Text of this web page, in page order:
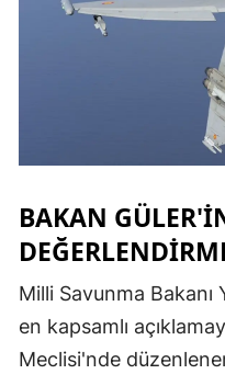
BAKAN
Milli Savunma Bakanı
en kapsamlı
Meclisi'nde